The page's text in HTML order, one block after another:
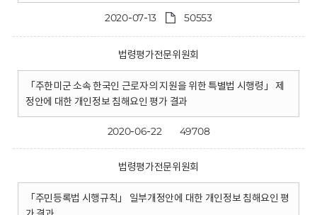
2020-07-13 50553
법령평가전문위원회
「주한미군 소속 한국인 근로자의 지원을 위한 특별법 시행령」 제
정안에 대한 개인정보 침해요인 평가 결과
2020-06-22 49708
법령평가전문위원회
「주민등록법 시행규칙」 일부개정안에 대한 개인정보 침해요인 평